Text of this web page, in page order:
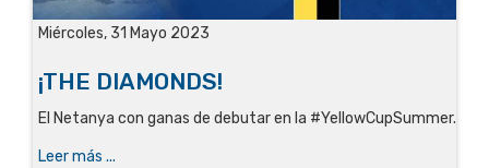
Miércoles, 31 Mayo 2023
¡THE DIAMONDS!
El Netanya con ganas de debutar en la #YellowCupSummer.
Leer más ...